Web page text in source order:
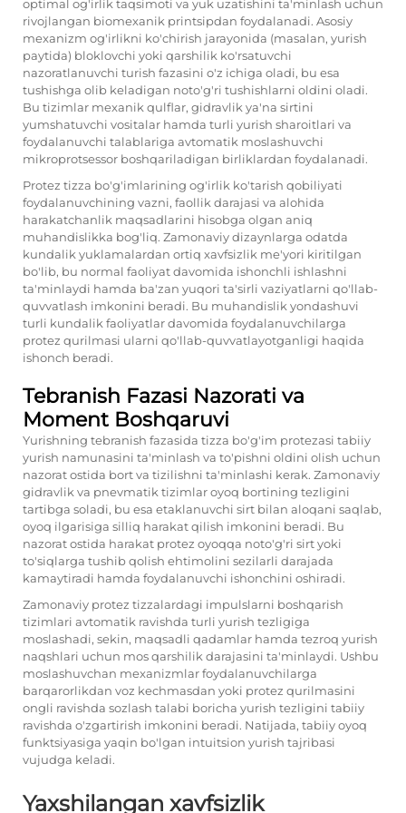
optimal og'irlik taqsimoti va yuk uzatishini ta'minlash uchun
rivojlangan biomexanik printsipdan foydalanadi. Asosiy
mexanizm og'irlikni ko'chirish jarayonida (masalan, yurish
paytida) bloklovchi yoki qarshilik ko'rsatuvchi
nazoratlanuvchi turish fazasini o'z ichiga oladi, bu esa
tushishga olib keladigan noto'g'ri tushishlarni oldini oladi.
Bu tizimlar mexanik qulflar, gidravlik ya'na sirtini
yumshatuvchi vositalar hamda turli yurish sharoitlari va
foydalanuvchi talablariga avtomatik moslashuvchi
mikroprotsessor boshqariladigan birliklardan foydalanadi.
Protez tizza bo'g'imlarining og'irlik ko'tarish qobiliyati
foydalanuvchining vazni, faollik darajasi va alohida
harakatchanlik maqsadlarini hisobga olgan aniq
muhandislikka bog'liq. Zamonaviy dizaynlarga odatda
kundalik yuklamalardan ortiq xavfsizlik me'yori kiritilgan
bo'lib, bu normal faoliyat davomida ishonchli ishlashni
ta'minlaydi hamda ba'zan yuqori ta'sirli vaziyatlarni qo'llab-
quvvatlash imkonini beradi. Bu muhandislik yondashuvi
turli kundalik faoliyatlar davomida foydalanuvchilarga
protez qurilmasi ularni qo'llab-quvvatlayotganligi haqida
ishonch beradi.
Tebranish Fazasi Nazorati va
Moment Boshqaruvi
Yurishning tebranish fazasida tizza bo'g'im protezasi tabiiy
yurish namunasini ta'minlash va to'pishni oldini olish uchun
nazorat ostida bort va tizilishni ta'minlashi kerak. Zamonaviy
gidravlik va pnevmatik tizimlar oyoq bortining tezligini
tartibga soladi, bu esa etaklanuvchi sirt bilan aloqani saqlab,
oyoq ilgarisiga silliq harakat qilish imkonini beradi. Bu
nazorat ostida harakat protez oyoqqa noto'g'ri sirt yoki
to'siqlarga tushib qolish ehtimolini sezilarli darajada
kamaytiradi hamda foydalanuvchi ishonchini oshiradi.
Zamonaviy protez tizzalardagi impulslarni boshqarish
tizimlari avtomatik ravishda turli yurish tezligiga
moslashadi, sekin, maqsadli qadamlar hamda tezroq yurish
naqshlari uchun mos qarshilik darajasini ta'minlaydi. Ushbu
moslashuvchan mexanizmlar foydalanuvchilarga
barqarorlikdan voz kechmasdan yoki protez qurilmasini
ongli ravishda sozlash talabi boricha yurish tezligini tabiiy
ravishda o'zgartirish imkonini beradi. Natijada, tabiiy oyoq
funktsiyasiga yaqin bo'lgan intuitsion yurish tajribasi
vujudga keladi.
Yaxshilangan xavfsizlik